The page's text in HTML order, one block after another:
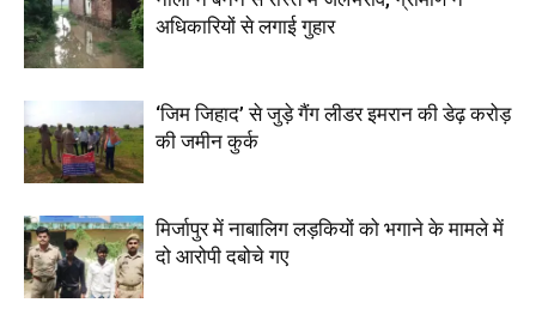
अधिकारियों से लगाई गुहार
‘जिम जिहाद’ से जुड़े गैंग लीडर इमरान की डेढ़ करोड़
की जमीन कुर्क
मिर्जापुर में नाबालिग लड़कियों को भगाने के मामले में
दो आरोपी दबोचे गए